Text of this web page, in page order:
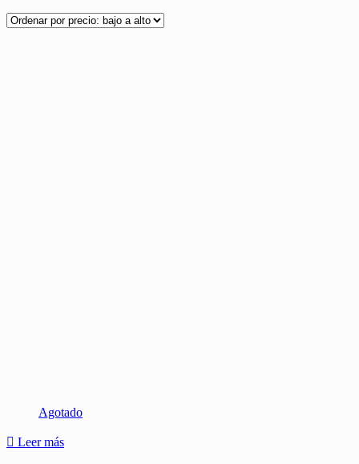
precio:
Agotado
Leer más